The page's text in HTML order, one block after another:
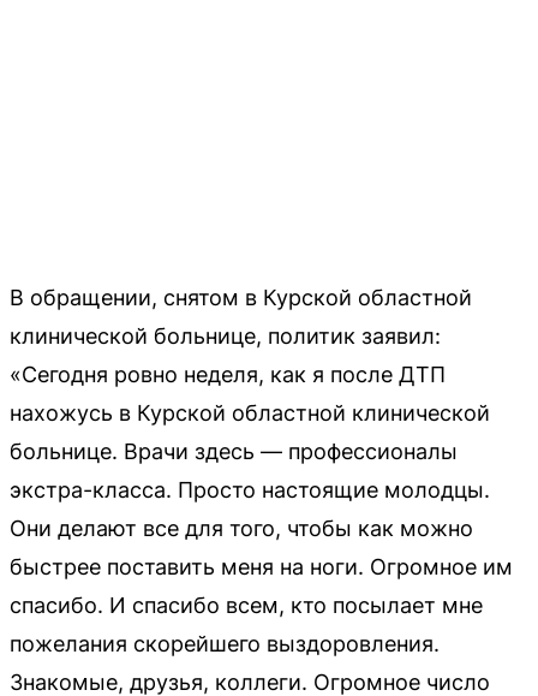
В обращении, снятом в Курской областной
клинической больнице, политик заявил:
«Сегодня ровно неделя, как я после ДТП
нахожусь в Курской областной клинической
больнице. Врачи здесь — профессионалы
экстра-класса. Просто настоящие молодцы.
Они делают все для того, чтобы как можно
быстрее поставить меня на ноги. Огромное им
спасибо. И спасибо всем, кто посылает мне
пожелания скорейшего выздоровления.
Знакомые, друзья, коллеги. Огромное число